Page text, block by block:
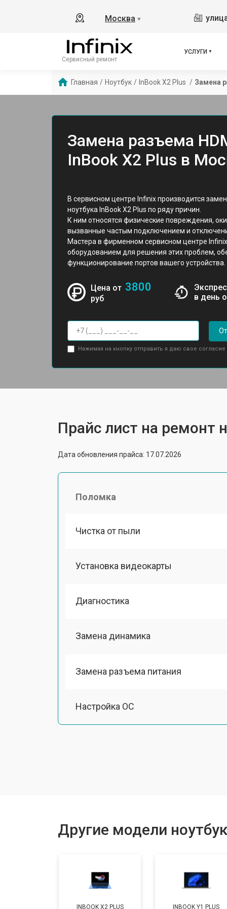
Москва ▼
Сервисный ремонт
УСЛУГИ
Главная / Ноутбук / InBook X2 Plus / Замена
Замена разъема
InBook X2 Plus в
В сервисном центре Infinix производится
ноутбука InBook X2 Plus по ряду причин.
К ним относятся физические повреждения,
вызванные частым подключением и
Мастера в фирменном сервисном центре
оборудованием для решения этих проблем,
функционирование портов вашего устройства.
Цена от 3800
руб
в день
Нажимая на кнопку отправить я даю свое согласие
Прайс лист на ремонт
Дата обновления прайса: 17.07.2026
Поломка
Чистка от пыли
Установка видеокарты
Диагностика
Замена динамика
Замена разъема питания
Настройка ОС
Ремонт мультиконтроллера
Другие модели
INBOOK X2 PLUS INBOOK Y1 PLUS